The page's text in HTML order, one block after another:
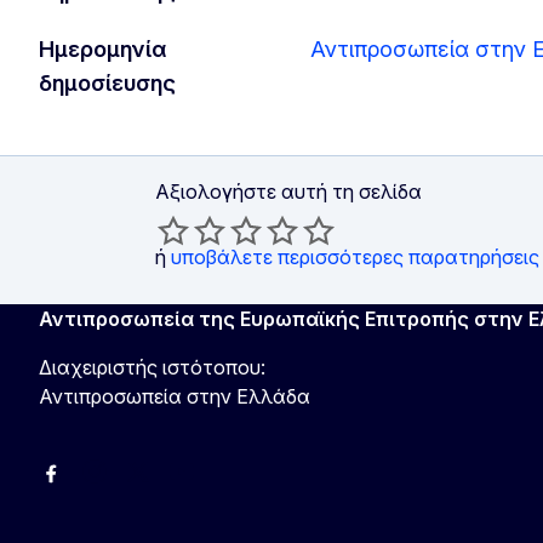
Ημερομηνία
δημοσίευσης
Αντιπροσωπεία στην
Αξιολογήστε αυτή τη σελίδα
ή υποβάλετε περισσότερες παρατηρήσεις
Αντιπροσωπεία της Ευρωπαϊκής Επιτροπής στην
Διαχειριστής ιστότοπου:
Αντιπροσωπεία στην Ελλάδα
Facebook